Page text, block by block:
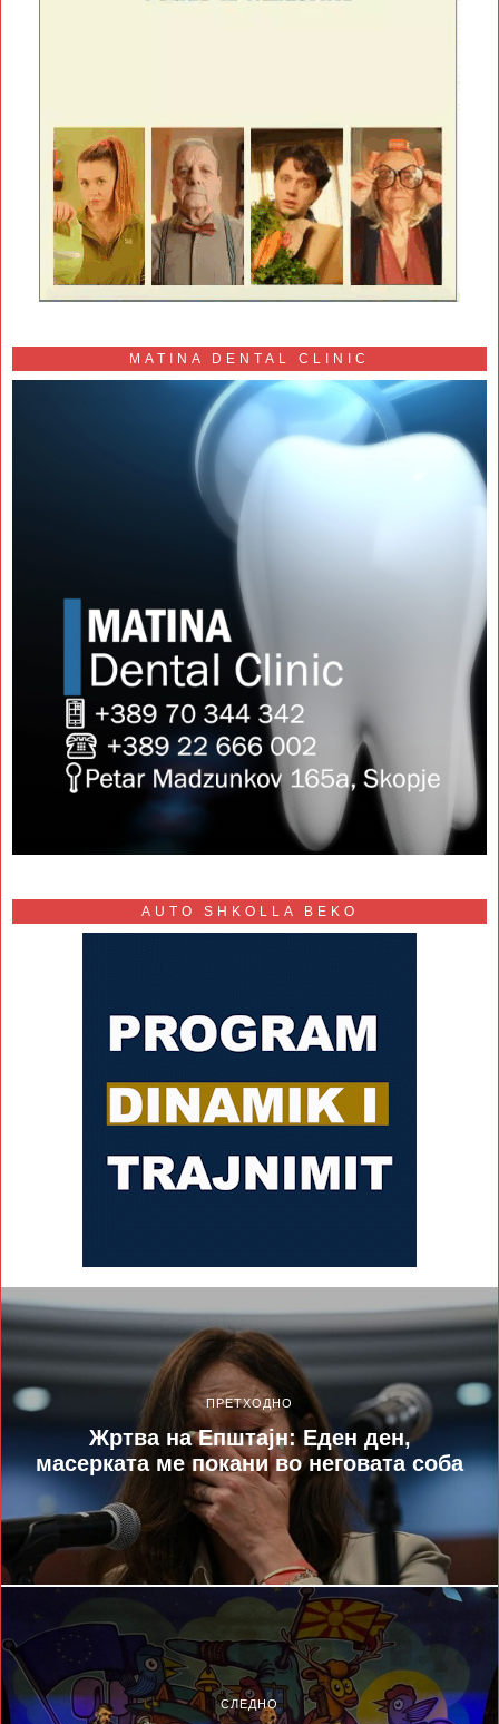
MATINA DENTAL CLINIC
AUTO SHKOLLA BEKO
ПРЕТХОДНО
Жртва на Епштајн: Еден ден,
масерката ме покани во неговата соба
СЛЕДНО